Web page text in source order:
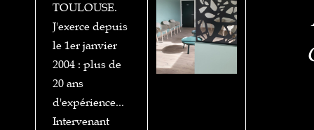
TOULOUSE.
J'exerce depuis
le 1er janvier
2004 : plus de
20 ans
d'expérience...
Intervenant